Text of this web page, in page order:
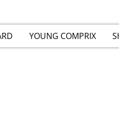
YOUNG COMPRIX